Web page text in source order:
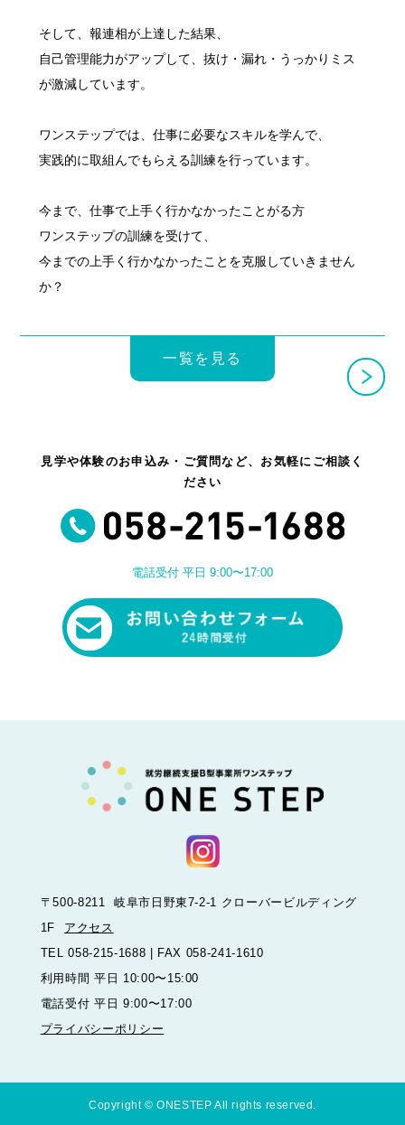
そして、報連相が上達した結果、
自己管理能力がアップして、抜け・漏れ・うっかりミス
が激減しています。
ワンステップでは、仕事に必要なスキルを学んで、
実践的に取組んでもらえる訓練を行っています。
今まで、仕事で上手く行かなかったことがる方
ワンステップの訓練を受けて、
今までの上手く行かなかったことを克服していきません
か？
一覧を見る
見学や体験のお申込み・ご質問など、お気軽にご相談く
ださい
電話受付 平日 9:00〜17:00
〒500-8211 岐阜市日野東7-2-1 クローバービルディング
1F
アクセス
TEL 058-215-1688 | FAX 058-241-1610
利用時間 平日 10:00〜15:00
電話受付 平日 9:00〜17:00
プライバシーポリシー
Copyright © ONESTEP All rights reserved.